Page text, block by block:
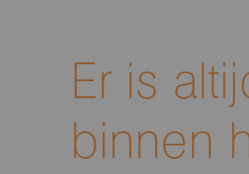
Er is
binnen